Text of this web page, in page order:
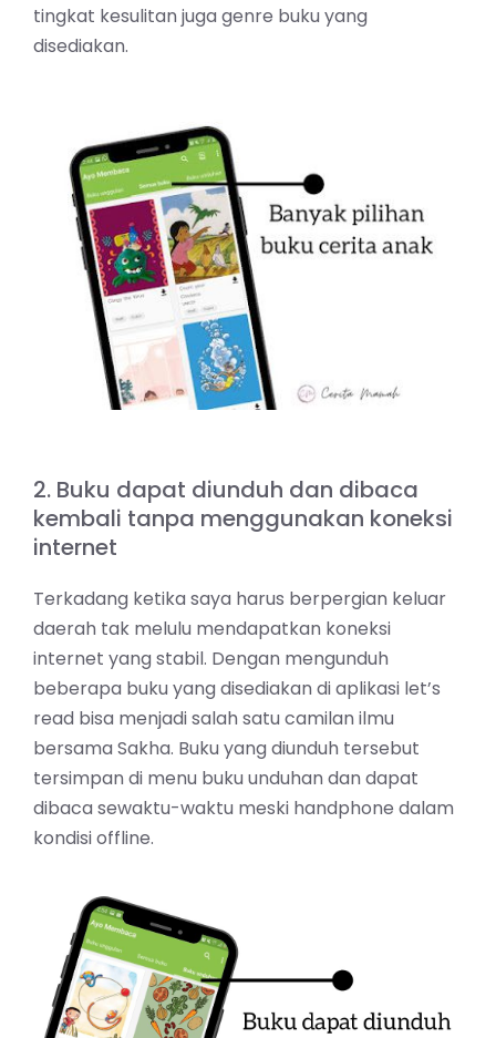
tingkat kesulitan juga genre buku yang
disediakan.
2. Buku dapat diunduh dan dibaca
kembali tanpa menggunakan koneksi
internet
Terkadang ketika saya harus berpergian keluar
daerah tak melulu mendapatkan koneksi
internet yang stabil. Dengan mengunduh
beberapa buku yang disediakan di aplikasi let’s
read bisa menjadi salah satu camilan ilmu
bersama Sakha. Buku yang diunduh tersebut
tersimpan di menu buku unduhan dan dapat
dibaca sewaktu-waktu meski handphone dalam
kondisi offline.